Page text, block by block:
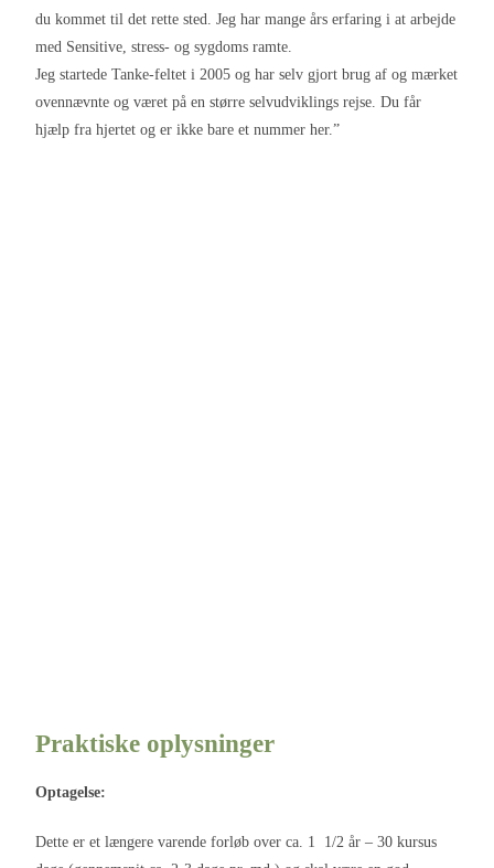
du kommet til det rette sted. Jeg har mange års erfaring i at arbejde
med Sensitive, stress- og sygdoms ramte.
Jeg startede Tanke-feltet i 2005 og har selv gjort brug af og mærket
ovennævnte og været på en større selvudviklings rejse. Du får
hjælp fra hjertet og er ikke bare et nummer her.”
Praktiske oplysninger
Optagelse:
Dette er et længere varende forløb over ca. 1 1/2 år – 30 kursus